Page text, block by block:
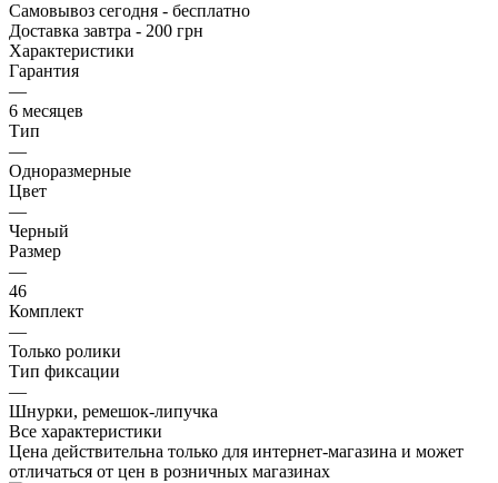
Самовывоз сегодня - бесплатно
Доставка завтра - 200 грн
Характеристики
Гарантия
—
6 месяцев
Тип
—
Одноразмерные
Цвет
—
Черный
Размер
—
46
Комплект
—
Только ролики
Тип фиксации
—
Шнурки, ремешок-липучка
Все характеристики
Цена действительна только для интернет-магазина и может
отличаться от цен в розничных магазинах